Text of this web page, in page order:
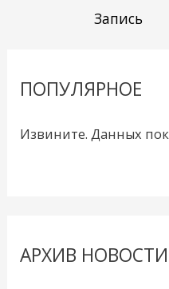
Запись
ПОПУЛЯРНОЕ
Извините. Данных
АРХИВ НОВОСТИ